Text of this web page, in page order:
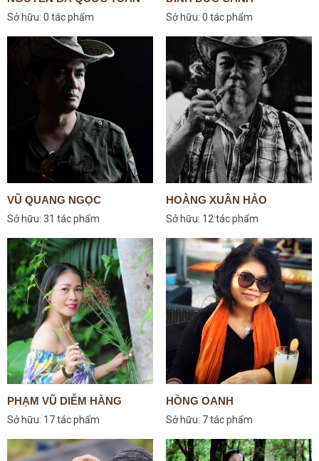
Sở hữu: 0 tác phẩm Sở hữu: 0 tác phẩm
VŨ QUANG NGỌC
Sở hữu: 31 tác phẩm
HOÀNG XUÂN HẢO
Sở hữu: 12 tác phẩm
PHẠM VŨ DIỄM HẰNG
Sở hữu: 17 tác phẩm
HỒNG OANH
Sở hữu: 7 tác phẩm